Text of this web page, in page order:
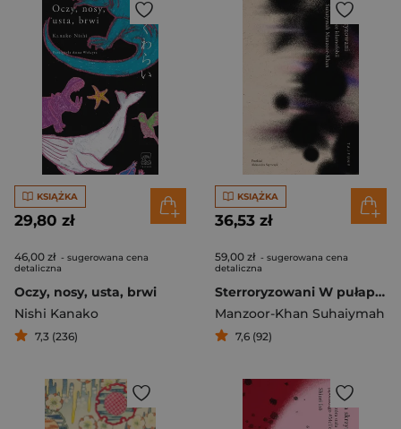
KSIĄŻKA
29,80 zł
46,00 zł - sugerowana cena
detaliczna
Oczy, nosy, usta, brwi
Nishi Kanako
7,3 (236)
KSIĄŻKA
36,53 zł
59,00 zł - sugerowana cena
detaliczna
Sterroryzowani W pułapce islamofobii
Manzoor-Khan Suhaiymah
7,6 (92)